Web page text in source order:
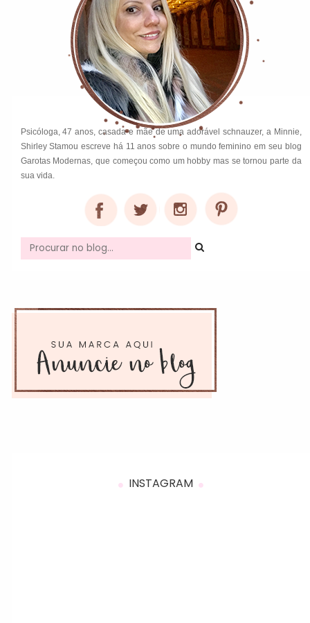
Psicóloga, 47 anos, casada e mãe de uma adorável schnauzer, a Minnie,
Shirley Stamou escreve há 11 anos sobre o mundo feminino em seu blog
Garotas Modernas, que começou como um hobby mas se tornou parte da
sua vida.
INSTAGRAM